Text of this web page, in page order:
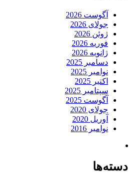
آگوست 2026
جولای 2026
ژوئن 2026
فوریه 2026
ژانویه 2026
دسامبر 2025
نوامبر 2025
اکتبر 2025
سپتامبر 2025
آگوست 2025
جولای 2020
آوریل 2020
نوامبر 2016
دسته‌ها